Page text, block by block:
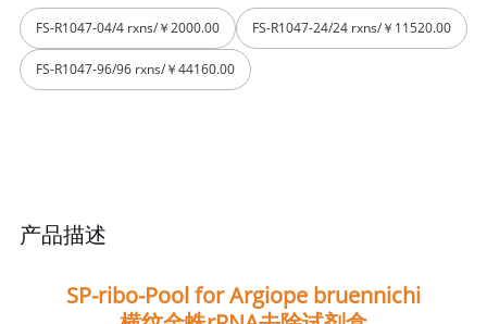
FS-R1047-04/4 rxns/￥2000.00 FS-R1047-24/24 rxns/￥11520.00
FS-R1047-96/96 rxns/￥44160.00
产品描述
SP-ribo-Pool for Argiope bruennichi